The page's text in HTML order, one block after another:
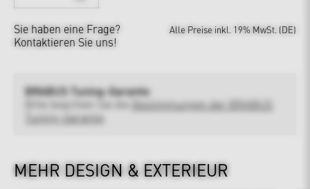
Sie haben eine Frage?
Kontaktieren Sie uns!
Alle Preise inkl. 19% MwSt. (DE)
BRABUS Tuning-Garantie
Bitte beachten Sie die
Bestimmungen der BRABUS
Tuning-Garantie
MEHR DESIGN & EXTERIEUR